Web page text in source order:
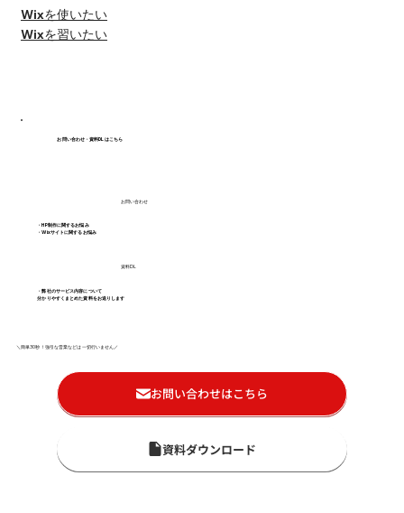
Wixを使いたい
Wixを習いたい
お問い合わせ・資料DLはこちら
お問い合わせ
・HP制作に関するお悩み
・Wixサイトに関するお悩み
資料DL
・弊社のサービス内容について
分かりやすくまとめた資料をお送りします
＼簡単30秒！強引な営業などは一切行いません／
お問い合わせはこちら
資料ダウンロード